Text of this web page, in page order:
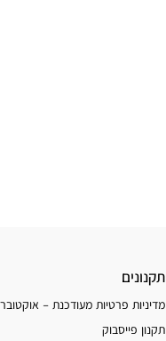
תקנונים
מדיניות פרטיות מעודכנת – אוקטובר 2025
תקנון פייסבוק